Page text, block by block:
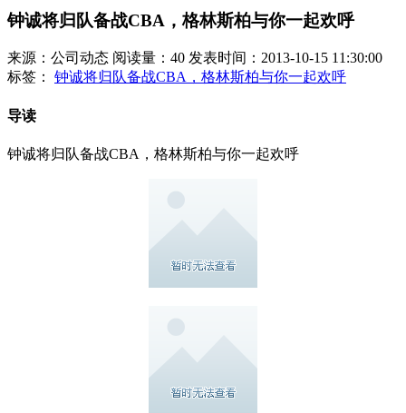
钟诚将归队备战CBA，格林斯柏与你一起欢呼
来源：公司动态 阅读量：40 发表时间：2013-10-15 11:30:00
标签： 钟诚将归队备战CBA，格林斯柏与你一起欢呼
导读
钟诚将归队备战CBA，格林斯柏与你一起欢呼